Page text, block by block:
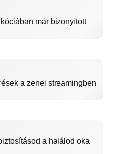
már bizonyított
a zenei streamingben
a halálod oka